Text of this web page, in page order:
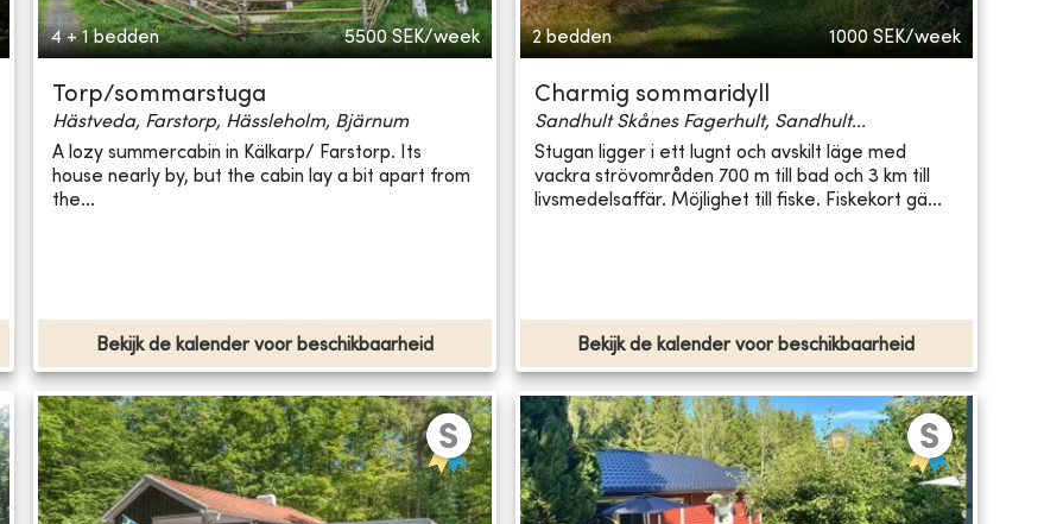
4 + 1 bedden 5500 SEK/week
Torp/sommarstuga
Hästveda, Farstorp, Hässleholm, Bjärnum
A lozy summercabin in Kälkarp/ Farstorp. Its
house nearly by, but the cabin lay a bit apart from
the...
Bekijk de kalender voor beschikbaarheid
2 bedden 1000 SEK/week
Charmig sommaridyll
Sandhult Skånes Fagerhult, Sandhult...
Stugan ligger i ett lugnt och avskilt läge med
vackra strövområden 700 m till bad och 3 km till
livsmedelsaffär. Möjlighet till fiske. Fiskekort gä...
Bekijk de kalender voor beschikbaarheid